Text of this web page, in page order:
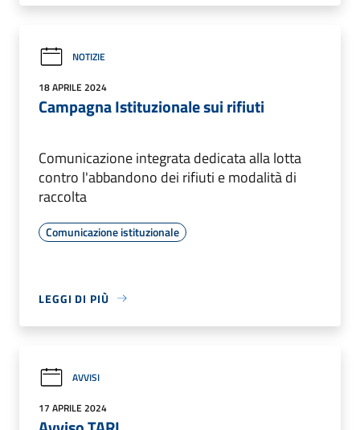
NOTIZIE
18 APRILE 2024
Campagna Istituzionale sui rifiuti
Comunicazione integrata dedicata alla lotta
contro l'abbandono dei rifiuti e modalità di
raccolta
Comunicazione istituzionale
LEGGI DI PIÙ
AVVISI
17 APRILE 2024